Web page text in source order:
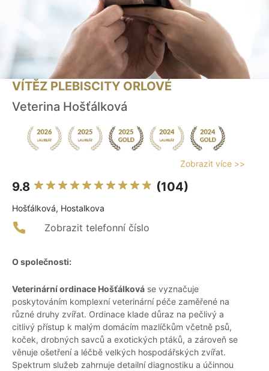
VÍTĚZ PLEBISCITY ORLOVÉ
Veterina Hošťálková
Zobrazit více >>
9.8 (104)
Hošťálková, Hostalkova
Zobrazit telefonní číslo
O společnosti:
Veterinární ordinace Hošťálková se vyznačuje
poskytováním komplexní veterinární péče zaměřené na
různé druhy zvířat. Ordinace klade důraz na pečlivý a
citlivý přístup k malým domácím mazlíčkům včetně psů,
koček, drobných savců a exotických ptáků, a zároveň se
věnuje ošetření a léčbě velkých hospodářských zvířat.
Spektrum služeb zahrnuje detailní diagnostiku a účinnou